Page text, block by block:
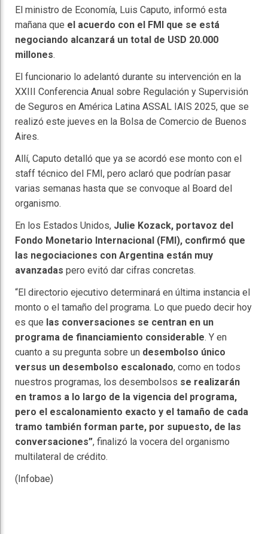
El ministro de Economía, Luis Caputo, informó esta
mañana que el acuerdo con el FMI que se está
negociando alcanzará un total de USD 20.000
millones.
El funcionario lo adelantó durante su intervención en la
XXIII Conferencia Anual sobre Regulación y Supervisión
de Seguros en América Latina ASSAL IAIS 2025, que se
realizó este jueves en la Bolsa de Comercio de Buenos
Aires.
Allí, Caputo detalló que ya se acordó ese monto con el
staff técnico del FMI, pero aclaró que podrían pasar
varias semanas hasta que se convoque al Board del
organismo.
En los Estados Unidos, Julie Kozack, portavoz del
Fondo Monetario Internacional (FMI), confirmó que
las negociaciones con Argentina están muy
avanzadas pero evitó dar cifras concretas.
“El directorio ejecutivo determinará en última instancia el
monto o el tamaño del programa. Lo que puedo decir hoy
es que las conversaciones se centran en un
programa de financiamiento considerable. Y en
cuanto a su pregunta sobre un desembolso único
versus un desembolso escalonado, como en todos
nuestros programas, los desembolsos se realizarán
en tramos a lo largo de la vigencia del programa,
pero el escalonamiento exacto y el tamaño de cada
tramo también forman parte, por supuesto, de las
conversaciones”, finalizó la vocera del organismo
multilateral de crédito.
(Infobae)